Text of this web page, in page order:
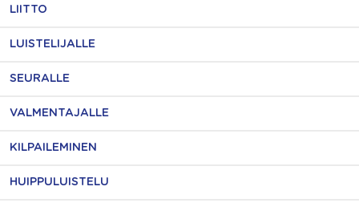
LIITTO
LUISTELIJALLE
SEURALLE
VALMENTAJALLE
KILPAILEMINEN
HUIPPULUISTELU